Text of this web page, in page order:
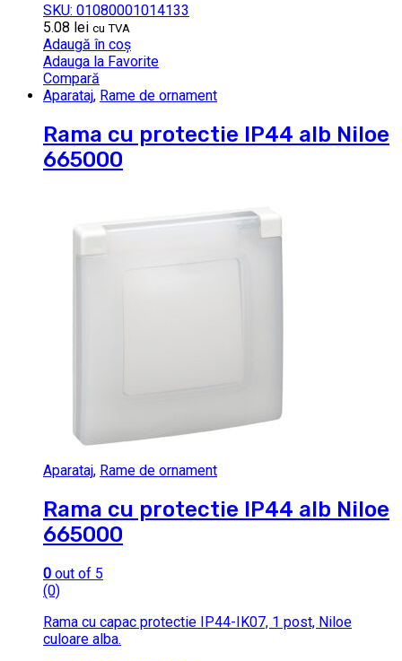
SKU: 01080001014133
5.08 lei cu TVA
Adaugă în coș
Adauga la Favorite
Compară
Aparataj, Rame de ornament
Rama cu protectie IP44 alb Niloe
665000
Aparataj, Rame de ornament
Rama cu protectie IP44 alb Niloe
665000
0 out of 5
(0)
Rama cu capac protectie IP44-IK07, 1 post, Niloe
culoare alba.